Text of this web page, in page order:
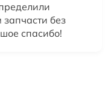
без
спасибо!